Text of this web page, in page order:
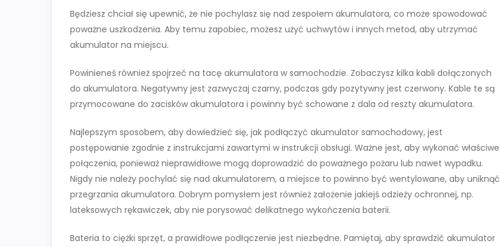
Będziesz chciał się upewnić, że nie pochylasz się nad zespołem akumulatora, co może spowodować
poważne uszkodzenia. Aby temu zapobiec, możesz użyć uchwytów i innych metod, aby utrzymać
akumulator na miejscu.
Powinieneś również spojrzeć na tacę akumulatora w samochodzie. Zobaczysz kilka kabli dołączonych
do akumulatora. Negatywny jest zazwyczaj czarny, podczas gdy pozytywny jest czerwony. Kable te są
przymocowane do zacisków akumulatora i powinny być schowane z dala od reszty akumulatora.
Najlepszym sposobem, aby dowiedzieć się, jak podłączyć akumulator samochodowy, jest
postępowanie zgodnie z instrukcjami zawartymi w instrukcji obsługi. Ważne jest, aby wykonać właściwe
połączenia, ponieważ nieprawidłowe mogą doprowadzić do poważnego pożaru lub nawet wypadku.
Nigdy nie należy pochylać się nad akumulatorem, a miejsce to powinno być wentylowane, aby uniknąć
przegrzania akumulatora. Dobrym pomysłem jest również założenie jakiejś odzieży ochronnej, np.
lateksowych rękawiczek, aby nie porysować delikatnego wykończenia baterii.
Bateria to ciężki sprzęt, a prawidłowe podłączenie jest niezbędne. Pamiętaj, aby sprawdzić akumulator